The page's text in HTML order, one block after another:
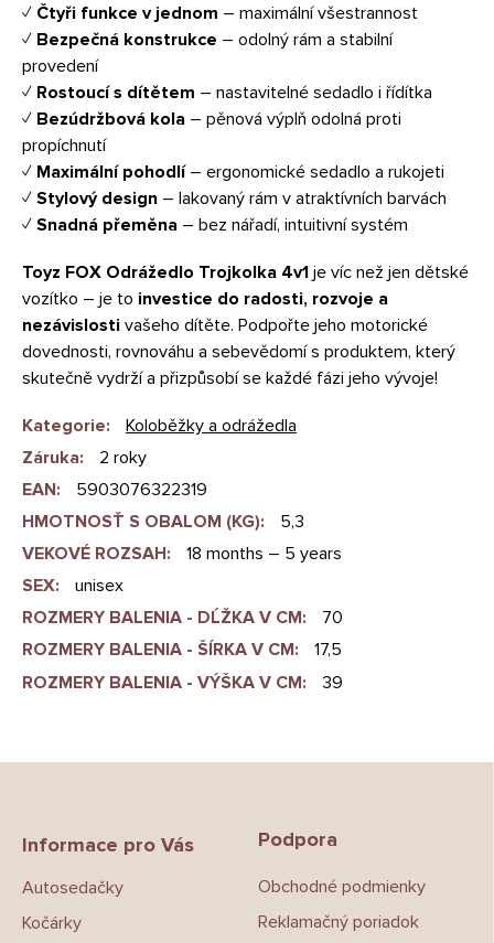
✓ Čtyři funkce v jednom – maximální všestrannost
✓ Bezpečná konstrukce – odolný rám a stabilní
provedení
✓ Rostoucí s dítětem – nastavitelné sedadlo i řídítka
✓ Bezúdržbová kola – pěnová výplň odolná proti
propíchnutí
✓ Maximální pohodlí – ergonomické sedadlo a rukojeti
✓ Stylový design – lakovaný rám v atraktívních barvách
✓ Snadná přeměna – bez nářadí, intuitivní systém
Toyz FOX Odrážedlo Trojkolka 4v1 je víc než jen dětské
vozítko – je to investice do radosti, rozvoje a
nezávislosti vašeho dítěte. Podpořte jeho motorické
dovednosti, rovnováhu a sebevědomí s produktem, který
skutečně vydrží a přizpůsobí se každé fázi jeho vývoje!
Kategorie:
Koloběžky a odrážedla
Záruka:
2 roky
EAN:
5903076322319
HMOTNOSŤ S OBALOM (KG):
5,3
VEKOVÉ ROZSAH:
18 months – 5 years
SEX:
unisex
ROZMERY BALENIA - DĹŽKA V CM:
70
ROZMERY BALENIA - ŠÍRKA V CM:
17,5
ROZMERY BALENIA - VÝŠKA V CM: 39
Informace pro Vás
Autosedačky
Kočárky
Podpora
Obchodné podmienky
Reklamačný poriadok